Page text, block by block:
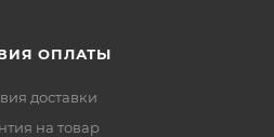
ОПЛАТЫ
доставки
на товар